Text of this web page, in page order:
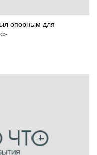
опорным для